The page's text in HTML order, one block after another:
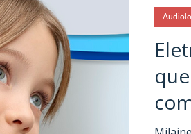
Ultrassom Cabeça e Pescoço